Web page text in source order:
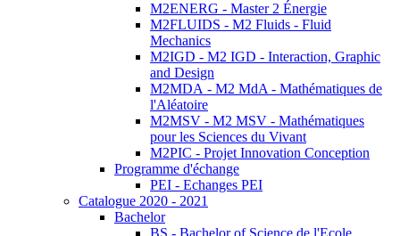
M2ENERG - Master 2 Énergie
M2FLUIDS - M2 Fluids - Fluid
Mechanics
M2IGD - M2 IGD - Interaction, Graphic
and Design
M2MDA - M2 MdA - Mathématiques de
l'Aléatoire
M2MSV - M2 MSV - Mathématiques
pour les Sciences du Vivant
M2PIC - Projet Innovation Conception
Programme d'échange
PEI - Echanges PEI
Catalogue 2020 - 2021
Bachelor
BS - Bachelor of Science de l'Ecole